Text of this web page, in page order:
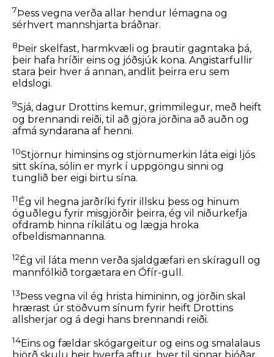
7Þess vegna verða allar hendur lémagna og
sérhvert mannshjarta bráðnar.
8 Þeir skelfast, harmkvæli og þrautir gagntaka þá,
þeir hafa hríðir eins og jóðsjúk kona. Angistarfullir
stara þeir hver á annan, andlit þeirra eru sem
eldslogi.
9Sjá, dagur Drottins kemur, grimmilegur, með heift
og brennandi reiði, til að gjöra jörðina að auðn og
afmá syndarana af henni.
10Stjörnur himinsins og stjörnumerkin láta eigi ljós
sitt skína, sólin er myrk í uppgöngu sinni og
tunglið ber eigi birtu sína.
11 Ég vil hegna jarðríki fyrir illsku þess og hinum
óguðlegu fyrir misgjörðir þeirra, ég vil niðurkefja
ofdramb hinna ríkilátu og lægja hroka
ofbeldismannanna.
12Ég vil láta menn verða sjaldgæfari en skíragull og
mannfólkið torgætara en Ófír-gull.
13Þess vegna vil ég hrista himininn, og jörðin skal
hrærast úr stöðvum sínum fyrir heift Drottins
allsherjar og á degi hans brennandi reiði.
14Eins og fældar skógargeitur og eins og smalalaus